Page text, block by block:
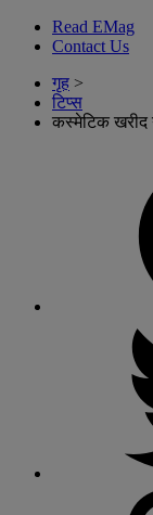
Read EMag
Contact Us
गृह >
टिप्स
कस्मेटिक खरीद